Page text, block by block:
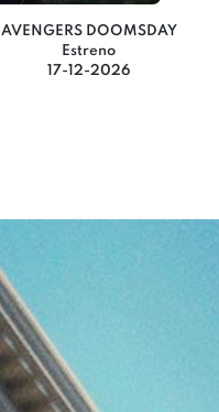
AVENGERS DOOMSDAY
Estreno
17-12-2026